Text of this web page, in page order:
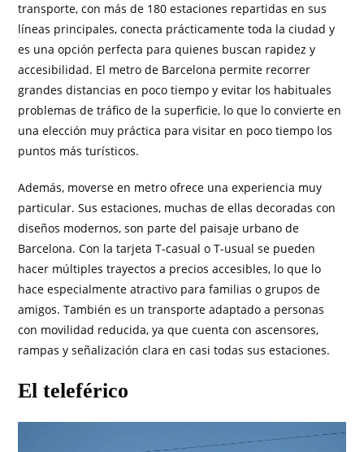
transporte, con más de 180 estaciones repartidas en sus
líneas principales, conecta prácticamente toda la ciudad y
es una opción perfecta para quienes buscan rapidez y
accesibilidad. El metro de Barcelona permite recorrer
grandes distancias en poco tiempo y evitar los habituales
problemas de tráfico de la superficie, lo que lo convierte en
una elección muy práctica para visitar en poco tiempo los
puntos más turísticos.
Además, moverse en metro ofrece una experiencia muy
particular. Sus estaciones, muchas de ellas decoradas con
diseños modernos, son parte del paisaje urbano de
Barcelona. Con la tarjeta T-casual o T-usual se pueden
hacer múltiples trayectos a precios accesibles, lo que lo
hace especialmente atractivo para familias o grupos de
amigos. También es un transporte adaptado a personas
con movilidad reducida, ya que cuenta con ascensores,
rampas y señalización clara en casi todas sus estaciones.
El teleférico